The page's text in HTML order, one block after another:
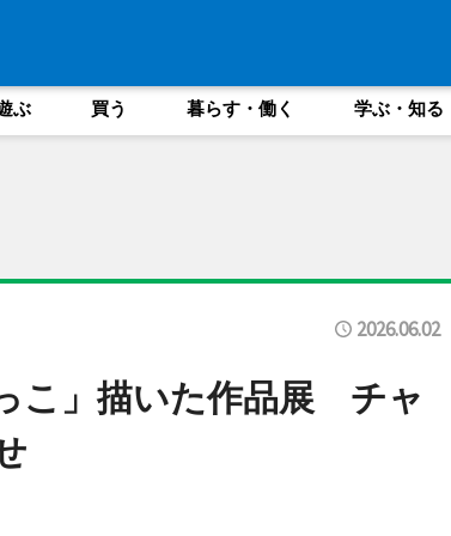
ぶ 買う 暮らす・働く 学ぶ・知る
2026.06.02
こ」描いた作品展 チャ